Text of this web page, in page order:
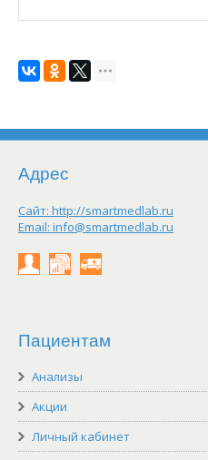
Адрес
Сайт: http://smartmedlab.ru
Email: info@smartmedlab.ru
Пациентам
Анализы
Акции
Личный кабинет